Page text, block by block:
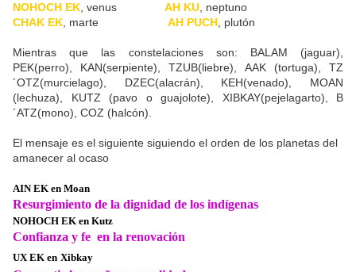
NOHOCH EK , venus AH KU , neptuno
CHAK EK , marte AH PUCH , plutón
Mientras que las constelaciones son: BALAM (jaguar),
PEK(perro), KAN(serpiente), TZUB(liebre), AAK (tortuga), TZ
´OTZ(murcielago), DZEC(alacrán), KEH(venado), MOAN
(lechuza), KUTZ (pavo o guajolote), XIBKAY(pejelagarto), B
´ATZ(mono), COZ (halcón).
El mensaje es el siguiente siguiendo el orden de los planetas del
amanecer al ocaso
AIN EK en Moan
Resurgimiento de la dignidad de los indígenas
NOHOCH EK en Kutz
Confianza y fe en la renovación
UX EK en Xibkay